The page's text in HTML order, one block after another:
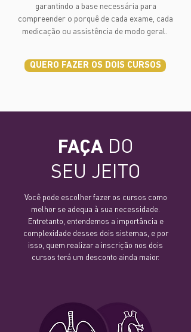
garantindo a base necessária para
compreender o porquê de cada exame, cada
medicação ou assistência de modo geral.
QUERO FAZER OS DOIS CURSOS
FAÇA DO
SEU JEITO
Você pode escolher fazer os cursos como
melhor se adequa à sua necessidade.
Entretanto, entendemos a importância e
complexidade desses dois sistemas, e por
isso, quem realizar a inscrição nos dois
cursos terá um desconto ainda maior.